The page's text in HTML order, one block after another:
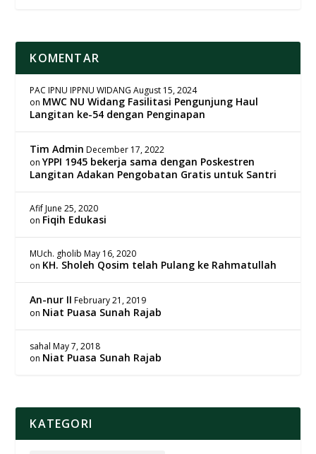
KOMENTAR
PAC IPNU IPPNU WIDANG August 15, 2024
on MWC NU Widang Fasilitasi Pengunjung Haul
Langitan ke-54 dengan Penginapan
Tim Admin December 17, 2022
onYPPI 1945 bekerja sama dengan Poskestren
Langitan Adakan Pengobatan Gratis untuk Santri
Afif June 25, 2020
on Fiqih Edukasi
MUch. gholib May 16, 2020
on KH. Sholeh Qosim telah Pulang ke Rahmatullah
An-nur II February 21, 2019
on Niat Puasa Sunah Rajab
sahal May 7, 2018
on Niat Puasa Sunah Rajab
KATEGORI